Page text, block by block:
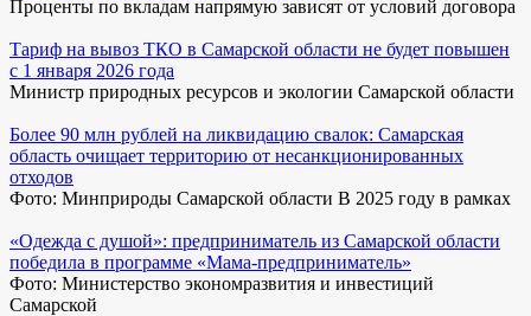
Проценты по вкладам напрямую зависят от условий договора
Тариф на вывоз ТКО в Самарской области не будет повышен
с 1 января 2026 года
Министр природных ресурсов и экологии Самарской области
Более 90 млн рублей на ликвидацию свалок: Самарская
область очищает территорию от несанкционированных
отходов
Фото: Минприроды Самарской области В 2025 году в рамках
«Одежда с душой»: предприниматель из Самарской области
победила в программе «Мама-предприниматель»
Фото: Министерство экономразвития и инвестиций
Самарской